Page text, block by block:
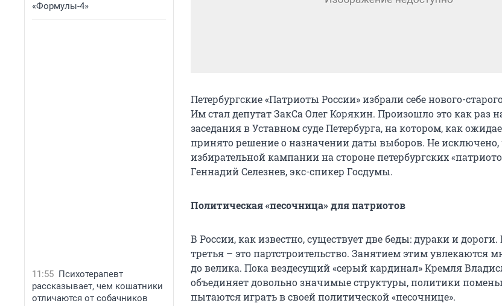
«Формулы-4»
11:55 Психотерапевт
рассказывает, чем кошатники
отличаются от собачников
Петербургские «Патриоты России» избрали себе нового-
Им стал депутат ЗакСа Олег Корякин. Произошло это как раз
заседания в Уставном суде Петербурга, на котором, как
принято решение о назначении даты выборов. Не исключено,
избирательной кампании на стороне петербургских
Геннадий Селезнев, экс-спикер Госдумы.
Политическая «песочница» для патриотов
В России, как известно, существует две беды: дураки и
третья – это партстроительство. Занятием этим увлекаются
до велика. Пока вездесущий «серый кардинал» Кремля
объединяет довольно значимые структуры, политики
пытаются играть в своей политической «песочнице».